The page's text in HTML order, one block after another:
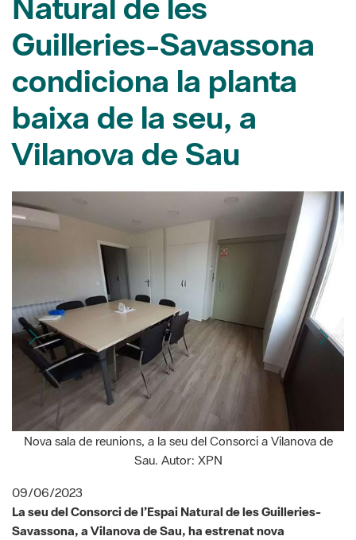
condiciona la planta
baixa de la seu, a
Vilanova de Sau
Nova sala de reunions, a la seu del Consorci a Vilanova de
Sau. Autor: XPN
09/06/2023
La seu del Consorci de l’Espai Natural de les Guilleries-
distribució, amb una sala de descans-menjador, sala de
reunions, lavabos, vestidors i arxiu ubicats a la planta
baixa, en un espai que des de la construcció de l’edifici, el